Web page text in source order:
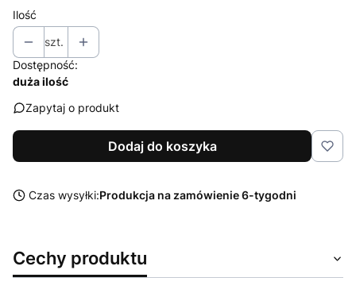
Ilość
szt.
Dostępność:
duża ilość
Zapytaj o produkt
Dodaj do koszyka
Czas wysyłki:Produkcja na zamówienie 6-tygodni
Cechy produktu